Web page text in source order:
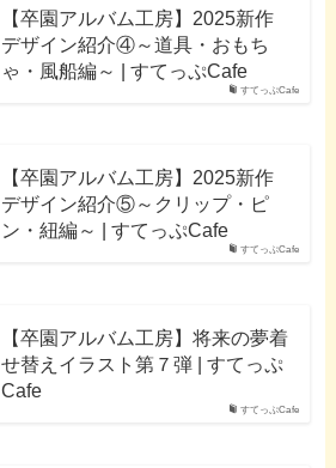
すてっぷCafe
【卒園アルバム工房】2025新作
デザイン紹介④～道具・おもち
ゃ・風船編～ | すてっぷCafe
すてっぷCafe
【卒園アルバム工房】2025新作
デザイン紹介⑤～クリップ・ピ
ン・紐編～ | すてっぷCafe
すてっぷCafe
【卒園アルバム工房】将来の夢着
せ替えイラスト第７弾 | すてっぷ
Cafe